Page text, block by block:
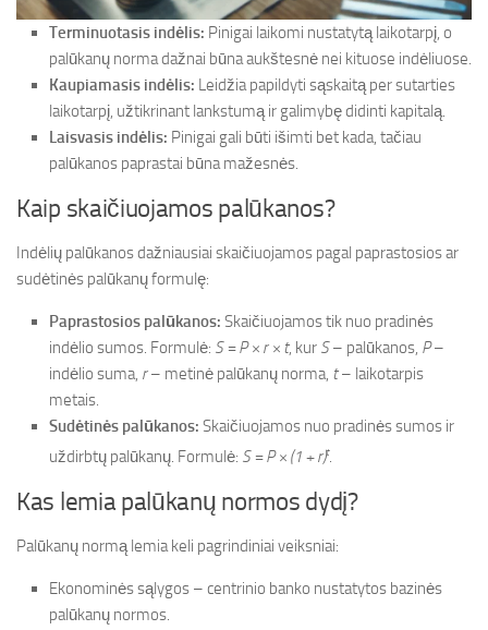
Terminuotasis indėlis: Pinigai laikomi nustatytą laikotarpį, o
palūkanų norma dažnai būna aukštesnė nei kituose indėliuose.
Kaupiamasis indėlis: Leidžia papildyti sąskaitą per sutarties
laikotarpį, užtikrinant lankstumą ir galimybę didinti kapitalą.
Laisvasis indėlis: Pinigai gali būti išimti bet kada, tačiau
palūkanos paprastai būna mažesnės.
Kaip skaičiuojamos palūkanos?
Indėlių palūkanos dažniausiai skaičiuojamos pagal paprastosios ar
sudėtinės palūkanų formulę:
Paprastosios palūkanos: Skaičiuojamos tik nuo pradinės
indėlio sumos. Formulė: S = P × r × t, kur S– palūkanos, P–
indėlio suma, r– metinė palūkanų norma, t– laikotarpis
metais.
Sudėtinės palūkanos: Skaičiuojamos nuo pradinės sumos ir
uždirbtų palūkanų. Formulė: S = P × (1 + r)t.
Kas lemia palūkanų normos dydį?
Palūkanų normą lemia keli pagrindiniai veiksniai:
Ekonominės sąlygos – centrinio banko nustatytos bazinės
palūkanų normos.